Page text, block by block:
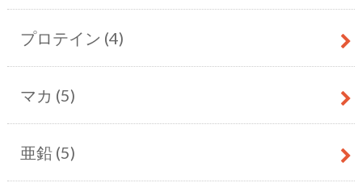
プロテイン (4)
マカ (5)
亜鉛 (5)